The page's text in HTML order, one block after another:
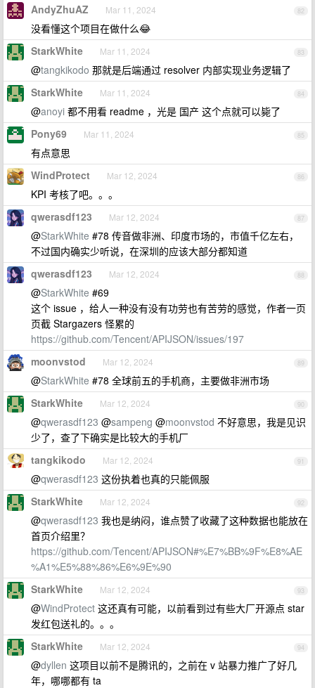
82
AndyZhuAZ Mar 11, 2024
没看懂这个项目在做什么😂
83
StarkWhite Mar 11, 2024
@tangkikodo 那就是后端通过 resolver 内部实现业务逻辑了
84
StarkWhite Mar 11, 2024
@anoyi 都不用看 readme ，光是 国产 这个点就可以毙了
85
Pony69 Mar 11, 2024
有点意思
86
WindProtect Mar 12, 2024
KPI 考核了吧。。。
87
qwerasdf123 Mar 12, 2024
@StarkWhite #78 传音做非洲、印度市场的，市值千亿左右，
不过国内确实少听说，在深圳的应该大部分都知道
88
qwerasdf123 Mar 12, 2024
@StarkWhite #69
这个 issue ，给人一种没有没有功劳也有苦劳的感觉，作者一页
页截 Stargazers 怪累的
https://github.com/Tencent/APIJSON/issues/197
89
moonvstod Mar 12, 2024
@StarkWhite #78 全球前五的手机商，主要做非洲市场
90
StarkWhite Mar 12, 2024
@qwerasdf123 @sampeng @moonvstod 不好意思，我是见识
少了，查了下确实是比较大的手机厂
91
tangkikodo Mar 12, 2024
@qwerasdf123 这份执着也真的只能佩服
92
StarkWhite Mar 12, 2024
@qwerasdf123 我也是纳闷，谁点赞了收藏了这种数据也能放在
首页介绍里？
https://github.com/Tencent/APIJSON#%E7%BB%9F%E8%AE
%A1%E5%88%86%E6%9E%90
93
StarkWhite Mar 12, 2024
@WindProtect 这还真有可能，以前看到过有些大厂开源点 star
发红包送礼的。。。
94
StarkWhite Mar 12, 2024
@dyllen 这项目以前不是腾讯的，之前在 v 站暴力推广了好几
年，哪哪都有 ta